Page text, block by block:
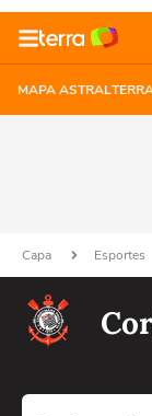
MAPA ASTRAL
Capa Esportes